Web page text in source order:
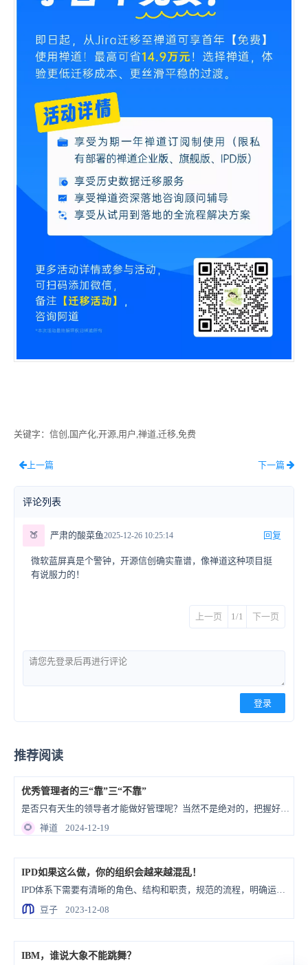
关键字 ：信创,国产化,开源,用户,禅道,迁移,免费
上一篇 下一篇
评论列表
🍑 严肃的酸菜鱼2025-12-26 10:25:14 回复
微软蓝屏真是个警钟，开源信创确实靠谱，像禅道这种项目挺
有说服力的！
上一页 1/1 下一页
登录
推荐阅读
优秀管理者的三“靠”三“不靠”
🌻
禅道 2024-12-19
IPD如果这么做，你的组织会越来越混乱！
IPD体系下需要有清晰的角色、结构和职责，规范的流程，明确运作规范和政策。不过其背后所包含的内容是复杂的，IPD跨部门团队不是简单的协作，而是团队的共同承担、共同参与和共同决策。
豆子
2023-12-08
IBM，谁说大象不能跳舞？